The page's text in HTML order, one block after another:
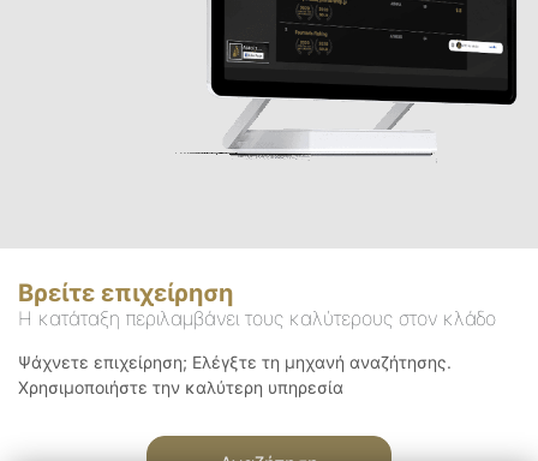
Βρείτε επιχείρηση
Η κατάταξη περιλαμβάνει τους καλύτερους στον κλάδο
Ψάχνετε επιχείρηση; Ελέγξτε τη μηχανή αναζήτησης.
Χρησιμοποιήστε την καλύτερη υπηρεσία